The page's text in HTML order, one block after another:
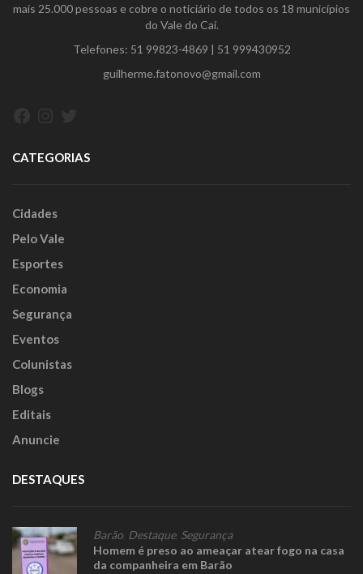
mais 25.000 pessoas e cobre o noticiário de todos os 18 municípios
do Vale do Caí.
Telefones: 51 99823-4869 | 51 999430952
guilherme.fatonovo@gmail.com
CATEGORIAS
Cidades
Pelo Vale
Esportes
Economia
Segurança
Eventos
Colunistas
Blogs
Editais
Anuncie
DESTAQUES
Barão Destaque, Segurança
Homem é preso ao ameaçar atear fogo na casa
da companheira em Barão